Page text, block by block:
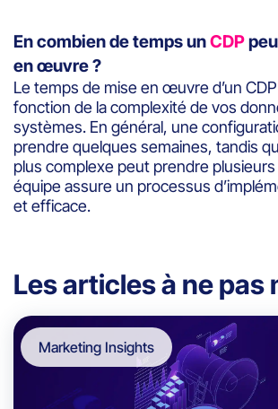
En combien de temps unCDP
en œuvre ?
Le temps de mise en œuvre d’un
fonction de la complexité de vos
systèmes. En général, une
prendre quelques semaines, tandis
plus complexe peut prendre
équipe assure un processus
et efficace.
Les articles à ne pas
Marketing Insights